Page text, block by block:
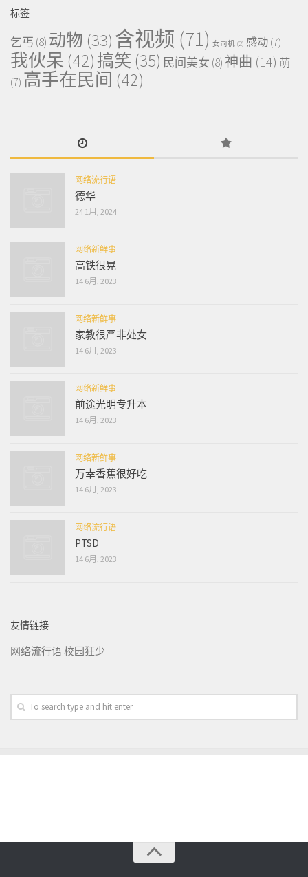
标签
乞丐 (8) 动物 (33)含视频 (71) 女司机 (2) 感动 (7)
我伙呆 (42)搞笑 (35) 民间美女 (8) 神曲 (14) 萌
(7) 高手在民间 (42)
网络流行语
德华
24 1月, 2024
网络新鲜事
高铁很晃
14 6月, 2023
网络新鲜事
家教很严非处女
14 6月, 2023
网络新鲜事
前途光明专升本
14 6月, 2023
网络新鲜事
万幸香蕉很好吃
14 6月, 2023
网络流行语
PTSD
14 6月, 2023
友情链接
网络流行语校园狂少